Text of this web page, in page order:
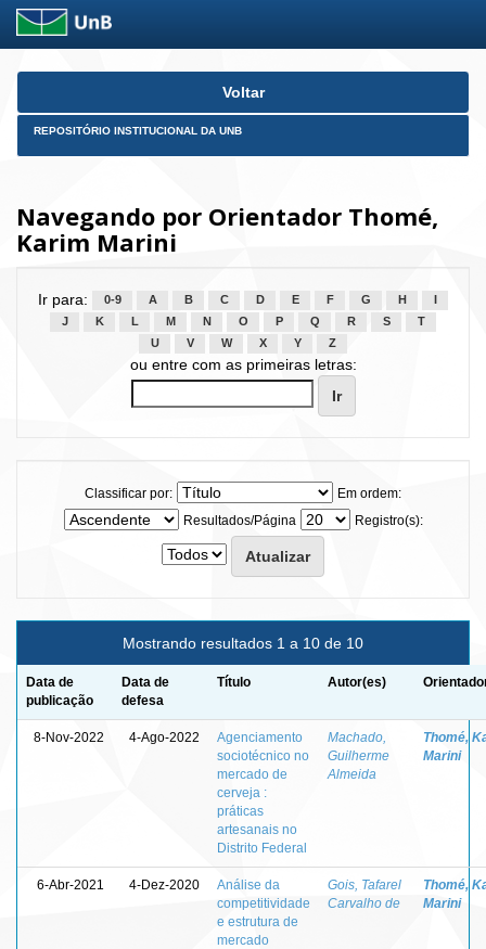
Skip
Voltar
REPOSITÓRIO INSTITUCIONAL DA UNB
Navegando por Orientador Thomé,
Karim Marini
Ir para: 0-9 A B C D E F G H
J
K L M N O P Q R S
T
U
V W X Y Z
ou entre com as primeiras letras:
Classificar por:
Em ordem:
Resultados/Página
Registro(s):
Mostrando resultados 1 a 10 de 10
Data de
publicação
Data de
defesa
Título Autor(es)
8-Nov-2022 4-Ago-2022
Agenciamento
sociotécnico no
mercado de
cerveja :
práticas
artesanais no
Distrito Federal
Machado,
Guilherme
Almeida
Thomé,
Marini
6-Abr-2021 4-Dez-2020
Análise da
competitividade
e estrutura de
mercado
Gois, Tafarel
Carvalho de
Thomé,
Marini